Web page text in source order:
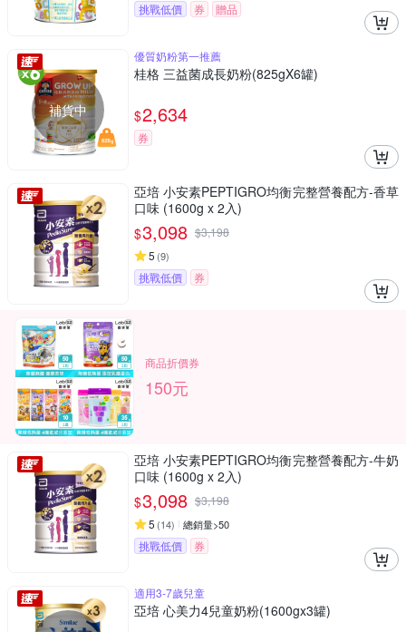
挑戰低價 券 贈品
補貨中
優質奶粉第一推薦
桂格 三益菌成長奶粉(825gX6罐)
$2,634
券
亞培 小安素PEPTIGRO均衡完整營養配方-香草
口味 (1600g x 2入)
$3,098 $3,198
5 (9)
挑戰低價 券
商品折價券
150元
亞培 小安素PEPTIGRO均衡完整營養配方-牛奶
口味 (1600g x 2入)
$3,098 $3,198
5 (14) 總銷量>50
挑戰低價 券
適用3-7歲兒童
亞培 心美力4兒童奶粉(1600gx3罐)